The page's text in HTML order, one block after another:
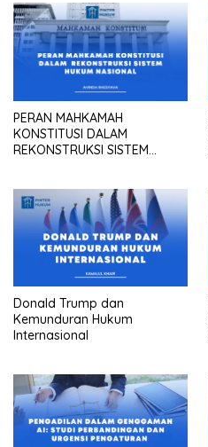
PERAN MAHKAMAH
KONSTITUSI DALAM
REKONSTRUKSI SISTEM
Donald Trump dan
Kemunduran Hukum
Internasional